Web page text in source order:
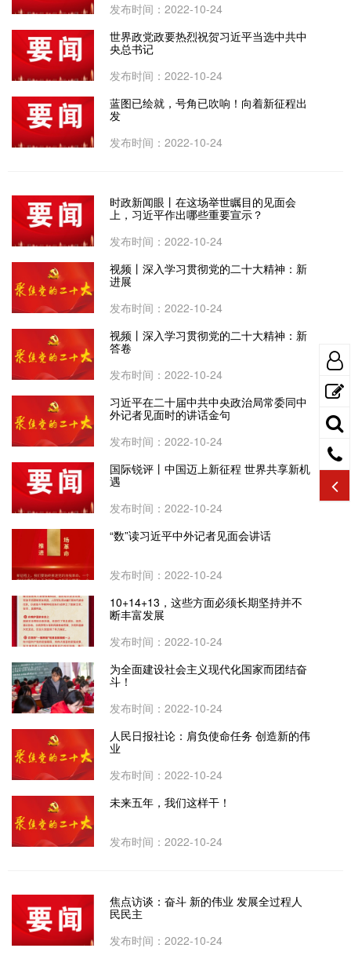
发布时间：2022-10-24
世界政党政要热烈祝贺习近平当选中共中
央总书记
发布时间：2022-10-24
蓝图已绘就，号角已吹响！向着新征程出
发
发布时间：2022-10-24
时政新闻眼丨在这场举世瞩目的见面会
上，习近平作出哪些重要宣示？
发布时间：2022-10-24
视频丨深入学习贯彻党的二十大精神：新
进展
发布时间：2022-10-24
视频丨深入学习贯彻党的二十大精神：新
答卷
发布时间：2022-10-24
习近平在二十届中共中央政治局常委同中
外记者见面时的讲话金句
发布时间：2022-10-24
国际锐评丨中国迈上新征程 世界共享新机
遇
发布时间：2022-10-24
“数”读习近平中外记者见面会讲话
发布时间：2022-10-24
10+14+13，这些方面必须长期坚持并不
断丰富发展
发布时间：2022-10-24
为全面建设社会主义现代化国家而团结奋
斗！
发布时间：2022-10-24
人民日报社论：肩负使命任务 创造新的伟
业
发布时间：2022-10-24
未来五年，我们这样干！
发布时间：2022-10-24
焦点访谈：奋斗 新的伟业 发展全过程人
民民主
发布时间：2022-10-24